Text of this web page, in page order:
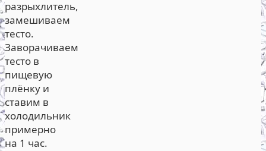
разрыхлитель,
замешиваем
тесто.
Заворачиваем
тесто в
пищевую
плёнку и
ставим в
холодильник
примерно
на 1 час.